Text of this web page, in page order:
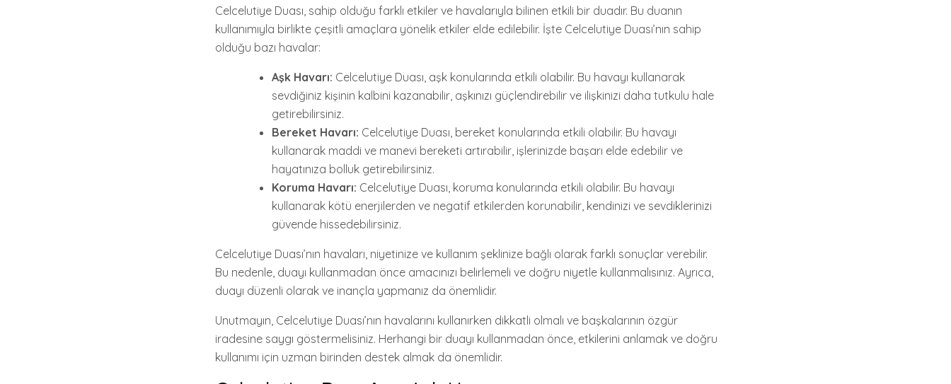
Celcelutiye Duası, sahip olduğu farklı etkiler ve havalarıyla bilinen etkili bir duadır. Bu duanın
kullanımıyla birlikte çeşitli amaçlara yönelik etkiler elde edilebilir. İşte Celcelutiye Duası’nın sahip
olduğu bazı havalar:
Aşk Havarı: Celcelutiye Duası, aşk konularında etkili olabilir. Bu havayı kullanarak
sevdiğiniz kişinin kalbini kazanabilir, aşkınızı güçlendirebilir ve ilişkinizi daha tutkulu hale
getirebilirsiniz.
Bereket Havarı: Celcelutiye Duası, bereket konularında etkili olabilir. Bu havayı
kullanarak maddi ve manevi bereketi artırabilir, işlerinizde başarı elde edebilir ve
hayatınıza bolluk getirebilirsiniz.
Koruma Havarı: Celcelutiye Duası, koruma konularında etkili olabilir. Bu havayı
kullanarak kötü enerjilerden ve negatif etkilerden korunabilir, kendinizi ve sevdiklerinizi
güvende hissedebilirsiniz.
Celcelutiye Duası’nın havaları, niyetinize ve kullanım şeklinize bağlı olarak farklı sonuçlar verebilir.
Bu nedenle, duayı kullanmadan önce amacınızı belirlemeli ve doğru niyetle kullanmalısınız. Ayrıca,
duayı düzenli olarak ve inançla yapmanız da önemlidir.
Unutmayın, Celcelutiye Duası’nın havalarını kullanırken dikkatli olmalı ve başkalarının özgür
iradesine saygı göstermelisiniz. Herhangi bir duayı kullanmadan önce, etkilerini anlamak ve doğru
kullanımı için uzman birinden destek almak da önemlidir.